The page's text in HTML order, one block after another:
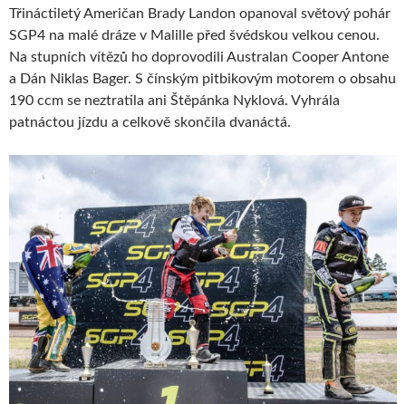
Třináctiletý Američan Brady Landon opanoval světový pohár
SGP4 na malé dráze v Malille před švédskou velkou cenou.
Na stupních vítězů ho doprovodili Australan Cooper Antone
a Dán Niklas Bager. S čínským pitbikovým motorem o obsahu
190 ccm se neztratila ani Štěpánka Nyklová. Vyhrála
patnáctou jízdu a celkově skončila dvanáctá.